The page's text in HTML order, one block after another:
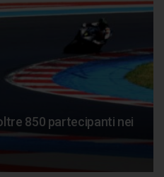
850 partecipanti nei